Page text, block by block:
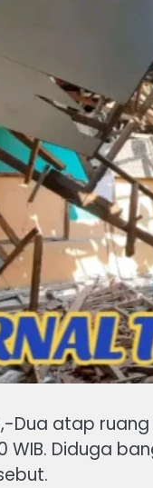
Dua atap
WIB. Diduga